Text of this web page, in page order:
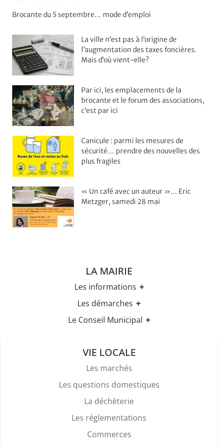
Brocante du 5 septembre… mode d’emploi
La ville n’est pas à l’origine de
l’augmentation des taxes foncières.
Mais d’où vient-elle?
Par ici, les emplacements de la
brocante et le forum des associations,
c’est par ici
Canicule : parmi les mesures de
sécurité… prendre des nouvelles des
plus fragiles
« Un café avec un auteur »… Eric
Metzger, samedi 28 mai
LA MAIRIE
Les informations
Les horaires
Les élections
Stationnement
Les démarches
Etat-civil
Recensement militaire
Mariage & Pacs
Livret de Famille
Légalisation de signature
Services Funéraires
Le Conseil Municipal
VIE LOCALE
Les marchés
Les questions domestiques
La déchèterie
Les réglementations
Commerces